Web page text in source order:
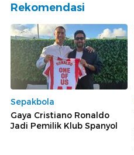
Rekomendasi
Sepakbola
Gaya Cristiano Ronaldo
Jadi Pemilik Klub Spanyol